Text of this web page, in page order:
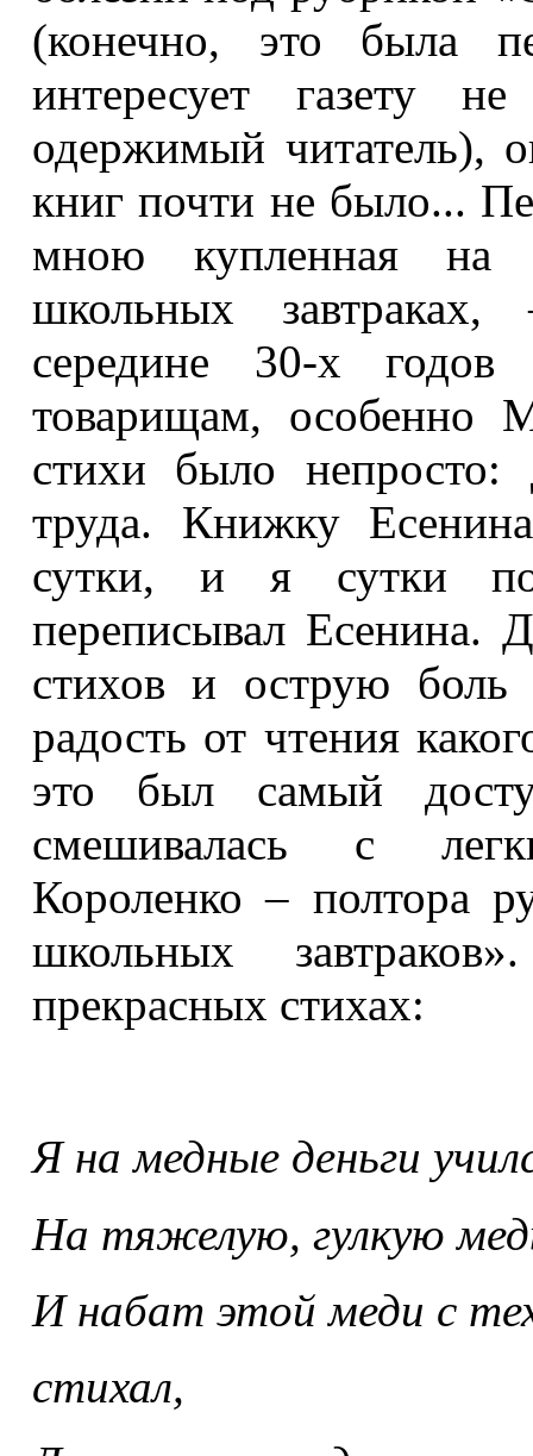
(конечно, это была
интересует газету
одержимый читатель),
книг почти не было...
мною купленная на
школьных
середине 30-х
товарищам, особенно
стихи было непросто:
труда. Книжку
сутки, и я сутки
переписывал Есенина.
стихов и острую
радость от чтения
это был самый
смешивалась с
Короленко – полтора
школьных
прекрасных стихах:
Я на медные деньги
На тяжелую, гулкую
И набат этой меди с
стихал,